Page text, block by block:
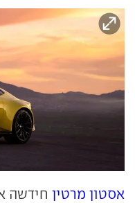
אסטון מרטין חידשה